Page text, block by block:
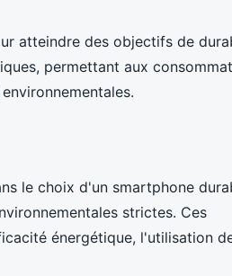
atteindre des objectifs de
permettant aux
le choix d'un smartphone
strictes. Ces
énergétique, l'utilisation